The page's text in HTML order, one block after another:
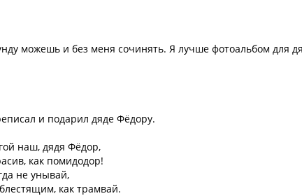
можешь и без меня сочинять. Я лучше фотоальбом для
и подарил дяде Фёдору.
наш, дядя Фёдор,
как помидодор!
не унывай,
как трамвай.